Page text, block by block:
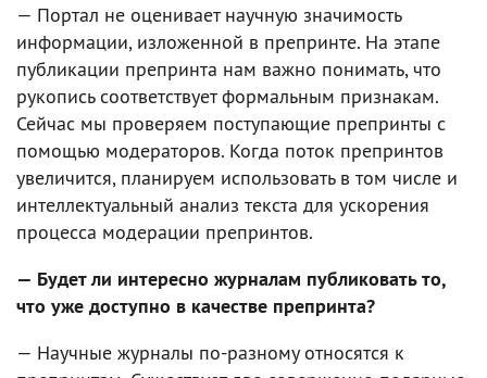
— Портал не оценивает научную значимость
информации, изложенной в препринте. На этапе
публикации препринта нам важно понимать, что
рукопись соответствует формальным признакам.
Сейчас мы проверяем поступающие препринты с
помощью модераторов. Когда поток препринтов
увеличится, планируем использовать в том числе и
интеллектуальный анализ текста для ускорения
процесса модерации препринтов.
— Будет ли интересно журналам публиковать то,
что уже доступно в качестве препринта?
— Научные журналы по-разному относятся к